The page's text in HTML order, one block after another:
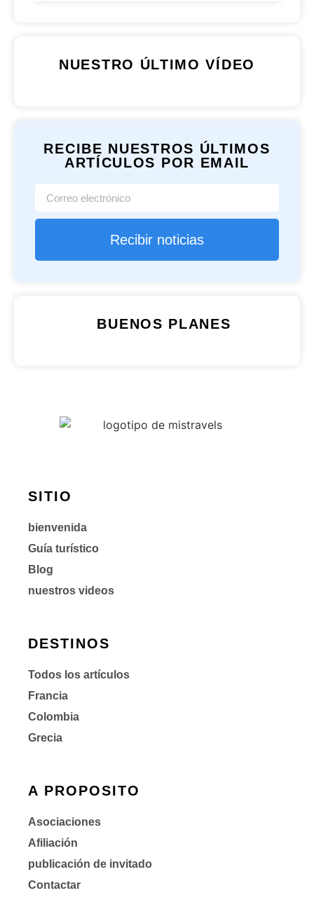
NUESTRO ÚLTIMO VÍDEO
RECIBE NUESTROS ÚLTIMOS
ARTÍCULOS POR EMAIL
Recibir noticias
BUENOS PLANES
SITIO
bienvenida
Guía turístico
Blog
nuestros videos
DESTINOS
Todos los artículos
Francia
Colombia
Grecia
A PROPOSITO
Asociaciones
Afiliación
publicación de invitado
Contactar